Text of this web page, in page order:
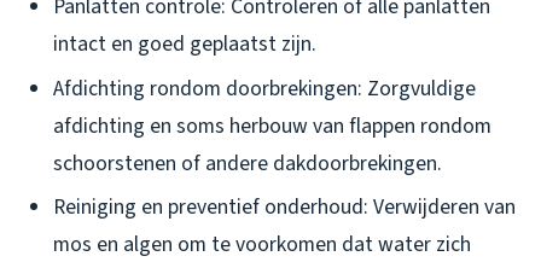
Panlatten controle: Controleren of alle panlatten
intact en goed geplaatst zijn.
Afdichting rondom doorbrekingen: Zorgvuldige
afdichting en soms herbouw van flappen rondom
schoorstenen of andere dakdoorbrekingen.
Reiniging en preventief onderhoud: Verwijderen van
mos en algen om te voorkomen dat water zich